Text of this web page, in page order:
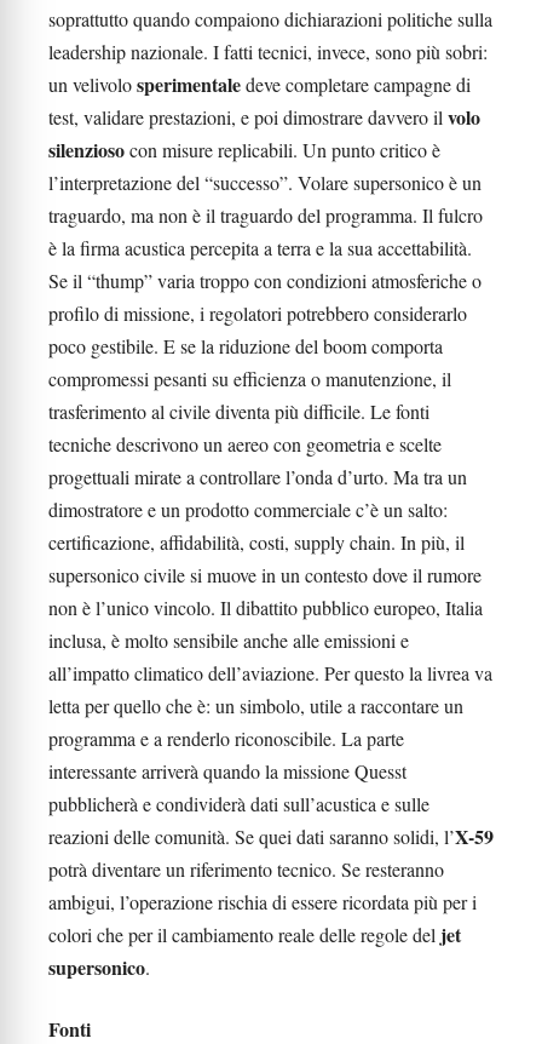
soprattutto quando compaiono dichiarazioni politiche sulla
leadership nazionale. I fatti tecnici, invece, sono più sobri:
un velivolosperimentaledeve completare campagne di
test, validare prestazioni, e poi dimostrare davvero il volo
silenziosocon misure replicabili. Un punto critico è
l’interpretazione del “successo”. Volare supersonico è un
traguardo, ma non è il traguardo del programma. Il fulcro
è la firma acustica percepita a terra e la sua accettabilità.
Se il “thump” varia troppo con condizioni atmosferiche o
profilo di missione, i regolatori potrebbero considerarlo
poco gestibile. E se la riduzione del boom comporta
compromessi pesanti su efficienza o manutenzione, il
trasferimento al civile diventa più difficile. Le fonti
tecniche descrivono un aereo con geometria e scelte
progettuali mirate a controllare l’onda d’urto. Ma tra un
dimostratore e un prodotto commerciale c’è un salto:
certificazione, affidabilità, costi, supply chain. In più, il
supersonico civile si muove in un contesto dove il rumore
non è l’unico vincolo. Il dibattito pubblico europeo, Italia
inclusa, è molto sensibile anche alle emissioni e
all’impatto climatico dell’aviazione. Per questo la livrea va
letta per quello che è: un simbolo, utile a raccontare un
programma e a renderlo riconoscibile. La parte
interessante arriverà quando la missione Quesst
pubblicherà e condividerà dati sull’acustica e sulle
reazioni delle comunità. Se quei dati saranno solidi, l’X-59
potrà diventare un riferimento tecnico. Se resteranno
ambigui, l’operazione rischia di essere ricordata più per i
colori che per il cambiamento reale delle regole del jet
supersonico.
Fonti